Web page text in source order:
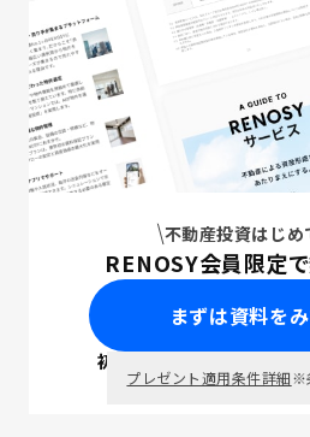
不動産投資はじめ
RENOSY会員限定
まずは資料を
初回面談で ポイン
プレゼント適用条件詳細※